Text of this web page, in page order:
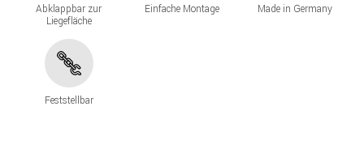
Abklappbar zur
Liegefläche
Einfache Montage Made in Germany
Feststellbar